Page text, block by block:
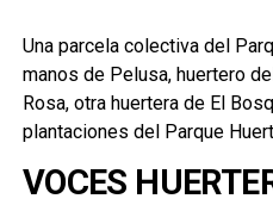
Una parcela colectiva del
manos de Pelusa, huertero
Rosa, otra huertera de El
plantaciones del Parque
VOCES